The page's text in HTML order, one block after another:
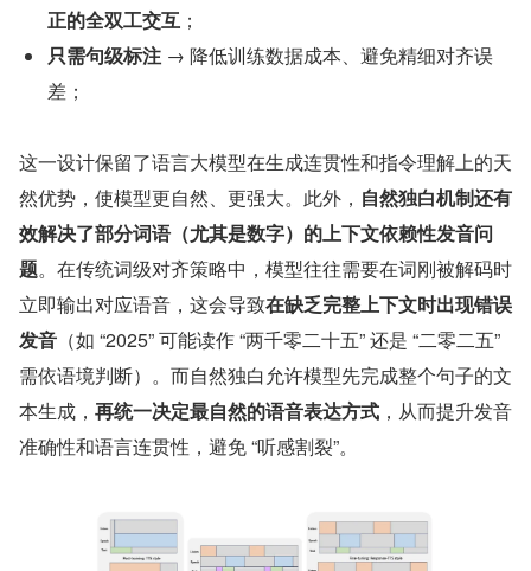
正的全双工交互 ；
只需句级标注 → 降低训练数据成本、避免精细对齐误
差；
这一设计保留了语言大模型在生成连贯性和指令理解上的天
然优势，使模型更自然、更强大。此外， 自然独白机制还有
效解决了部分词语（尤其是数字）的上下文依赖性发音问
题。在传统词级对齐策略中，模型往往需要在词刚被解码时
立即输出对应语音，这会导致在缺乏完整上下文时出现错误
发音 （如 “2025” 可能读作 “两千零二十五” 还是 “二零二五”
需依语境判断）。而自然独白允许模型先完成整个句子的文
本生成， 再统一决定最自然的语音表达方式 ，从而提升发音
准确性和语言连贯性，避免 “听感割裂”。